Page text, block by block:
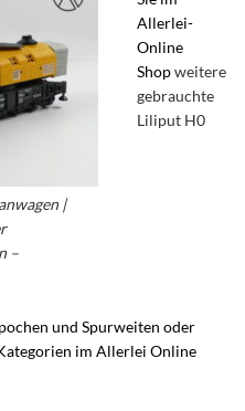
|
–
Allerlei-
Online
Shopweitere
gebrauchte
Liliput H0
und Spurweiten oder
im Allerlei Online